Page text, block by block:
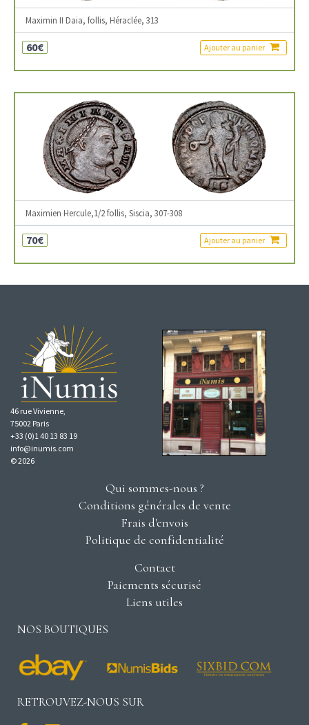
Maximin II Daia, follis, Héraclée, 313
60€ Ajouter au panier
Maximien Hercule,1/2 follis, Siscia, 307-308
70€ Ajouter au panier
46 rue Vivienne,
75002 Paris
+33 (0)1 40 13 83 19
info@inumis.com
© 2026
Qui sommes-nous ?
Conditions générales de vente
Frais d'envois
Politique de confidentialité
Contact
Paiements sécurisé
Liens utiles
NOS BOUTIQUES
RETROUVEZ-NOUS SUR